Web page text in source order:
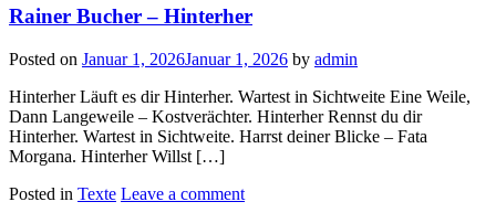
Rainer Bucher – Hinterher
Posted on Januar 1, 2026Januar 1, 2026 by admin
Hinterher Läuft es dir Hinterher. Wartest in Sichtweite Eine Weile,
Dann Langeweile – Kostverächter. Hinterher Rennst du dir
Hinterher. Wartest in Sichtweite. Harrst deiner Blicke – Fata
Morgana. Hinterher Willst […]
Posted in Texte Leave a comment